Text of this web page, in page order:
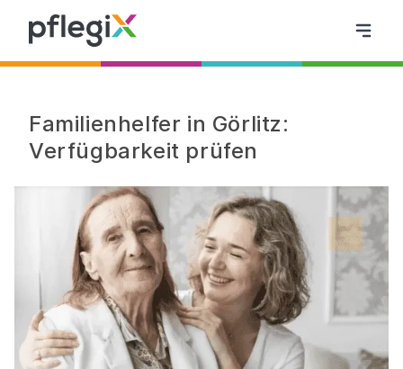
Familienhelfer in Görlitz:
Verfügbarkeit prüfen